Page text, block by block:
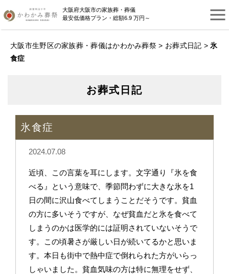
大阪府大阪市の家族葬・葬儀
最安低価格プラン・総額6.9 万円～
大阪市生野区の家族葬・葬儀はかわかみ葬祭 > お葬式日記 > 氷
食症
お葬式日記
氷食症
2024.07.08
近頃、この言葉を耳にします。文字通り『氷を食
べる』という意味で、季節問わずに大きな氷を1
日の間に沢山食べてしまうことだそうです。貧血
の方に多いそうですが、なぜ貧血だと氷を食べて
しまうのかは医学的には証明されていないそうで
す。この頃暑さが厳しい日が続いてるかと思いま
す。本日も街中で熱中症で倒れられた方がいらっ
しゃいました。貧血気味の方は特に無理をせず、